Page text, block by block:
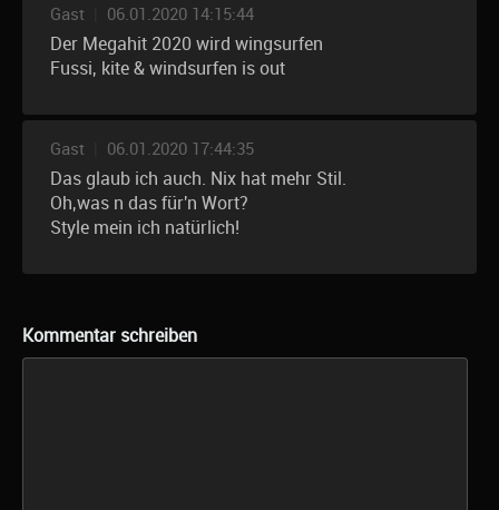
Gast 06.01.2020 14:15:44
Der Megahit 2020 wird wingsurfen
Fussi, kite & windsurfen is out
Gast 06.01.2020 17:44:35
Das glaub ich auch. Nix hat mehr Stil.
Oh,was n das für'n Wort?
Style mein ich natürlich!
Kommentar schreiben